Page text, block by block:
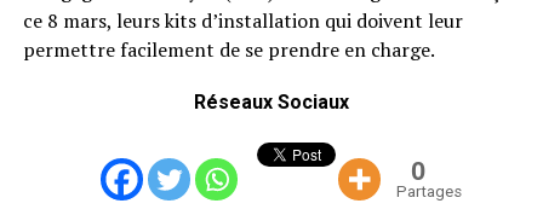
ce 8 mars, leurs kits d’installation qui doivent leur
permettre facilement de se prendre en charge.
Réseaux Sociaux
0
Partages